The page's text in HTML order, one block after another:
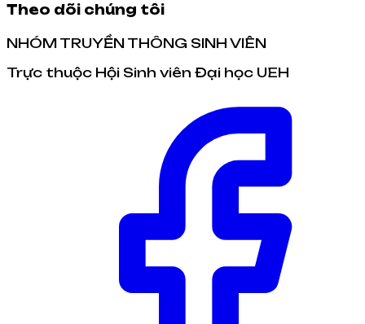
Theo dõi chúng tôi
NHÓM TRUYỀN THÔNG SINH VIÊN
Trực thuộc Hội Sinh viên Đại học UEH